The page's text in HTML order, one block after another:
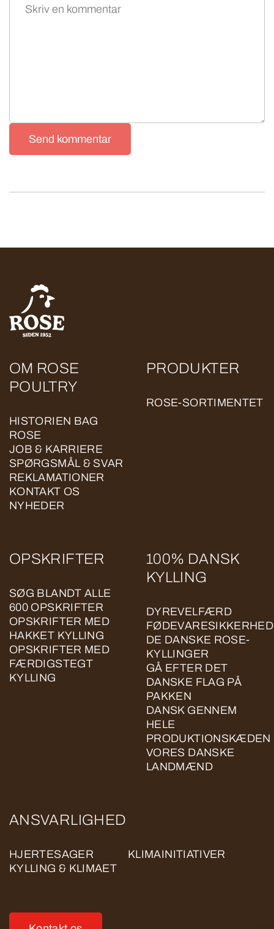
Send kommentar
OM ROSE
POULTRY
HISTORIEN BAG
ROSE
JOB & KARRIERE
SPØRGSMÅL & SVAR
REKLAMATIONER
KONTAKT OS
NYHEDER
PRODUKTER
ROSE-SORTIMENTET
OPSKRIFTER
SØG BLANDT ALLE
600 OPSKRIFTER
OPSKRIFTER MED
HAKKET KYLLING
OPSKRIFTER MED
FÆRDIGSTEGT
KYLLING
100% DANSK
KYLLING
DYREVELFÆRD
FØDEVARESIKKERHED
DE DANSKE ROSE-
KYLLINGER
GÅ EFTER DET
DANSKE FLAG PÅ
PAKKEN
DANSK GENNEM
HELE
PRODUKTIONSKÆDEN
VORES DANSKE
LANDMÆND
ANSVARLIGHED
HJERTESAGER
KLIMAINITIATIVER
KYLLING & KLIMAET